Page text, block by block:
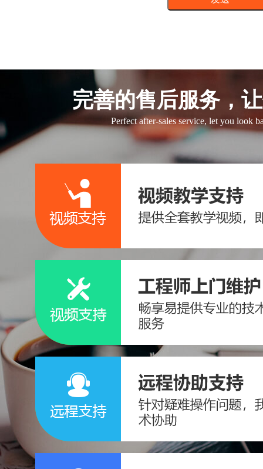
完善的售后服务，
Perfect after-sales service, let you look